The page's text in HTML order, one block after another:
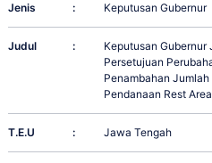
Jenis : Keputusan Gubernur
Judul :
Keputusan
Persetujuan
Penambahan
Pendanaan Rest
T.E.U : Jawa Tengah